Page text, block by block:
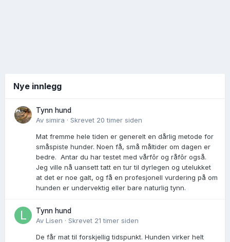
Nye innlegg
Tynn hund
Av simira · Skrevet 20 timer siden
Mat fremme hele tiden er generelt en dårlig metode for
småspiste hunder. Noen få, små måltider om dagen er
bedre. Antar du har testet med vårfôr og råfôr også.
Jeg ville nå uansett tatt en tur til dyrlegen og utelukket
at det er noe galt, og få en profesjonell vurdering på om
hunden er undervektig eller bare naturlig tynn.
Tynn hund
Av Lisen · Skrevet 21 timer siden
De får mat til forskjellig tidspunkt. Hunden virker helt